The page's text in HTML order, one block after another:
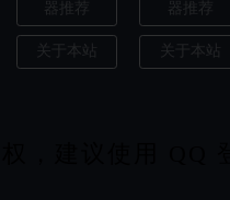
器推荐
关于本站
器推荐
关于本站